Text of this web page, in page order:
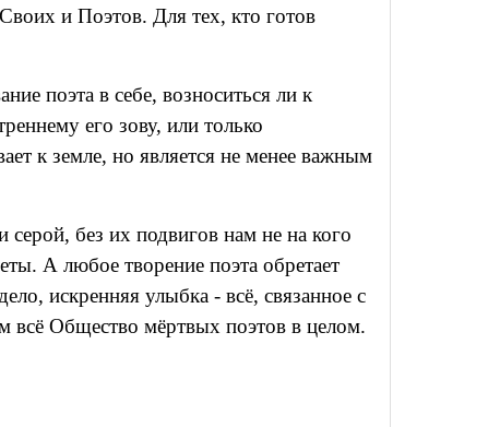
и Поэтов. Для тех, кто готов
поэта в себе, возноситься ли к
его зову, или только
к земле, но является не менее важным
без их подвигов нам не на кого
А любое творение поэта обретает
искренняя улыбка - всё, связанное с
всё Общество мёртвых поэтов в целом.